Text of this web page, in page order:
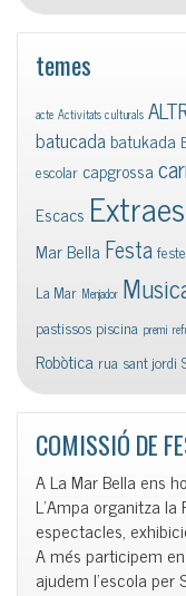
temes
acte Activitats culturals
batucadabatukada
escolar capgrossa
Escacs
Mar Bella Festa
La Mar Menjador
pastissos piscina premi
Robòtica rua sant jordi
COMISSIÓ DE
A La Mar Bella ens
L’Ampa organitza
espectacles,
A més participem
ajudem l’escola per